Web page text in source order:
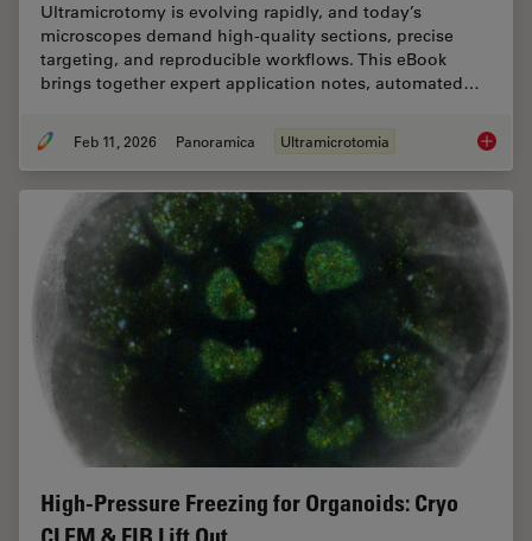
Ultramicrotomy is evolving rapidly, and today’s
microscopes demand high‑quality sections, precise
targeting, and reproducible workflows. This eBook
brings together expert application notes, automated…
Feb 11, 2026 Panoramica Ultramicrotomia
High-Pressure Freezing for Organoids: Cryo